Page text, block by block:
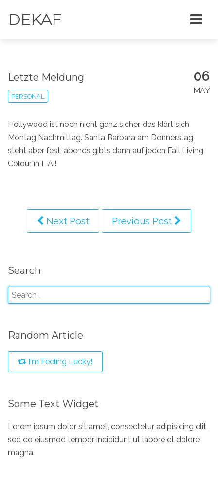
DEKAF
06
MAY
Letzte Meldung
PERSONAL
Hollywood ist noch nicht ganz sicher, das klärt sich
Montag Nachmittag. Santa Barbara am Donnerstag
steht aber fest, abends gibts dann auf jeden Fall Living
Colour in L.A.!
Next Post Previous Post
Search
Random Article
I'm Feeling Lucky!
Some Text Widget
Lorem ipsum dolor sit amet, consectetur adipisicing elit,
sed do eiusmod tempor incididunt ut labore et dolore
magna.